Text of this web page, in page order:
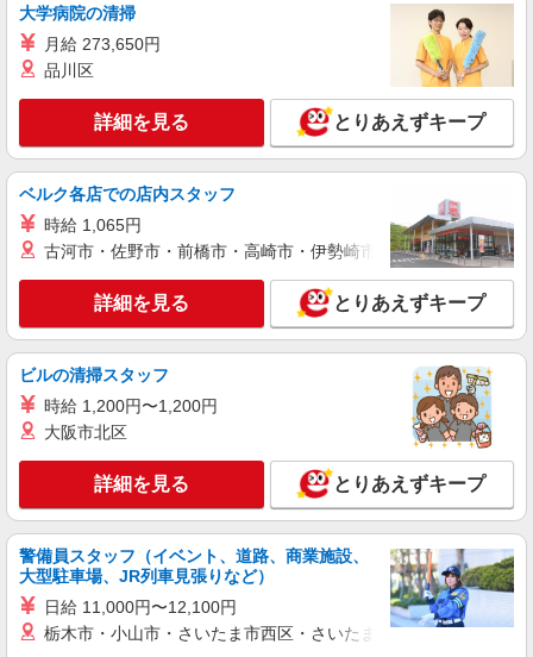
パーソルテンプスタッフ株式会社 名古屋コーディネートセンタ
ー/26-0576646
9月開始★＜在宅週2↑＞大手IT企業＊研修運営
時給1500円 【月収例】時給1,500円×実働7時
間50分×月21日＝246,645円＋残業代
愛知県名古屋市西区／最寄駅：名古屋駅 名
古屋駅地下直結ビル：桜通線・名鉄・近鉄・あお
なみ線も便利◎
キープ 詳細を見る
パーソルテンプスタッフ株式会社 名古屋コーディネートセンター
（PBD）/26-0629005
大手商社経理部での請求・支払業務 ＠浅間町
時給1500円
愛知県名古屋市西区／最寄駅：浅間町駅、丸の
詳細を見る
派遣社員
パーソルテンプスタッフ株式会社 名古屋コーディネートセンタ
ー/26-0627655
＼未経験OK／チームで進めるから安心◎人事
大学病院の清掃
月給 273,650円
品川区
詳細を見る とりあえずキープ
ベルク各店での店内スタッフ
時給 1,065円
古河市・佐野市・前橋市・高崎市・伊勢崎市・太田市・館林市
詳細を見る とりあえずキープ
ビルの清掃スタッフ
時給 1,200円〜1,200円
大阪市北区
詳細を見る とりあえずキープ
警備員スタッフ（イベント、道路、商業施設、
大型駐車場、JR列車見張りなど）
日給 11,000円〜12,100円
栃木市・小山市・さいたま市西区・さいたま市岩槻区・久喜市・